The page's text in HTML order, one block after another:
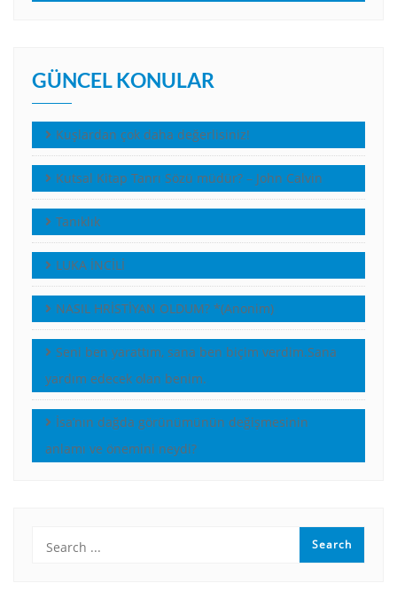
GÜNCEL KONULAR
Kuşlardan çok daha değerlisiniz!
Kutsal Kitap Tanrı Sözü müdür? – John Calvin
Tanıklık
LUKA İNCİLİ
NASIL HRİSTİYAN OLDUM? *(Anonim)
Seni ben yarattım, sana ben biçim verdim.Sana
yardım edecek olan benim.
İsa’nın dağda görünümünün değişmesinin
anlamı ve önemini neydi?